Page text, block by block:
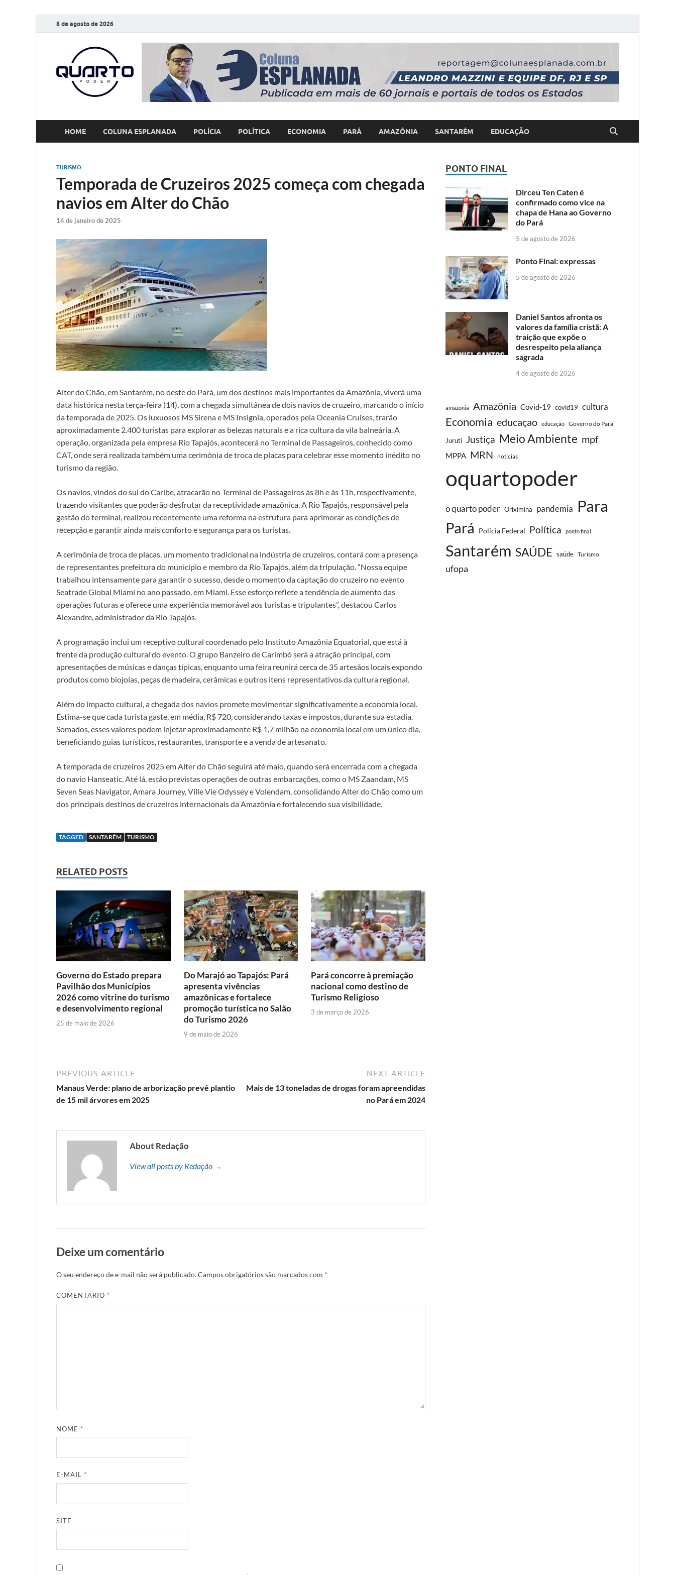
8 de agosto de 2026
O Quarto Poder
Notícias todos os dias
HOME COLUNA ESPLANADA POLÍCIA POLÍTICA ECONOMIA PARÁ AMAZÔNIA SANTARÉM EDUCAÇÃO
TURISMO
Temporada de Cruzeiros 2025 começa com chegada
navios em Alter do Chão
14 de janeiro de 2025
Alter do Chão, em Santarém, no oeste do Pará, um dos destinos mais importantes da Amazônia, viverá uma
data histórica nesta terça-feira (14), com a chegada simultânea de dois navios de cruzeiro, marcando o início
da temporada de 2025. Os luxuosos MS Sirena e MS Insignia, operados pela Oceania Cruises, trarão
aproximadamente 2.400 turistas para explorar as belezas naturais e a rica cultura da vila balneária. A
operação, organizada pela empresa Rio Tapajós, acontecerá no Terminal de Passageiros, conhecido como
CAT, onde será realizada também uma cerimônia de troca de placas para celebrar esse momento inédito no
turismo da região.
Os navios, vindos do sul do Caribe, atracarão no Terminal de Passageiros às 8h e às 11h, respectivamente,
trazendo visitantes que poderão desfrutar da receptividade amazônica. A Rio Tapajós, responsável pela
gestão do terminal, realizou recentemente uma reforma na estrutura para aprimorar as condições de
recepção e garantir ainda mais conforto e segurança para os turistas.
A cerimônia de troca de placas, um momento tradicional na indústria de cruzeiros, contará com a presença
de representantes prefeitura do município e membro da Rio Tapajós, além da tripulação. “Nossa equipe
trabalhou intensamente para garantir o sucesso, desde o momento da captação do cruzeiro no evento
Seatrade Global Miami no ano passado, em Miami. Esse esforço reflete a tendência de aumento das
operações futuras e oferece uma experiência memorável aos turistas e tripulantes”, destacou Carlos
Alexandre, administrador da Rio Tapajós.
A programação inclui um receptivo cultural coordenado pelo Instituto Amazônia Equatorial, que está à
frente da produção cultural do evento. O grupo Banzeiro de Carimbó será a atração principal, com
apresentações de músicas e danças típicas, enquanto uma feira reunirá cerca de 35 artesãos locais expondo
produtos como biojoias, peças de madeira, cerâmicas e outros itens representativos da cultura regional.
Além do impacto cultural, a chegada dos navios promete movimentar significativamente a economia local.
Estima-se que cada turista gaste, em média, R$ 720, considerando taxas e impostos, durante sua estadia.
Somados, esses valores podem injetar aproximadamente R$ 1,7 milhão na economia local em um único dia,
beneficiando guias turísticos, restaurantes, transporte e a venda de artesanato.
A temporada de cruzeiros 2025 em Alter do Chão seguirá até maio, quando será encerrada com a chegada
do navio Hanseatic. Até lá, estão previstas operações de outras embarcações, como o MS Zaandam, MS
Seven Seas Navigator, Amara Journey, Ville Vie Odyssey e Volendam, consolidando Alter do Chão como um
dos principais destinos de cruzeiros internacionais da Amazônia e fortalecendo sua visibilidade.
TAGGED SANTARÉM TURISMO
RELATED POSTS
Governo do Estado prepara
Pavilhão dos Municípios
2026 como vitrine do turismo
e desenvolvimento regional
25 de maio de 2026
Do Marajó ao Tapajós: Pará
apresenta vivências
amazônicas e fortalece
promoção turística no Salão
do Turismo 2026
9 de maio de 2026
Pará concorre à premiação
nacional como destino de
Turismo Religioso
3 de março de 2026
PREVIOUS ARTICLE
Manaus Verde: plano de arborização prevê plantio
de 15 mil árvores em 2025
NEXT ARTICLE
Mais de 13 toneladas de drogas foram apreendidas
no Pará em 2024
About Redação
View all posts by Redação →
Deixe um comentário
O seu endereço de e-mail não será publicado.Campos obrigatórios são marcados com *
COMENTÁRIO*
NOME*
E-MAIL*
SITE
PONTO FINAL
Dirceu Ten Caten é
confirmado como vice na
chapa de Hana ao Governo
do Pará
5 de agosto de 2026
Ponto Final: expressas
5 de agosto de 2026
Daniel Santos afronta os
valores da família cristã: A
traição que expõe o
desrespeito pela aliança
sagrada
4 de agosto de 2026
amazonia Amazônia Covid-19 covid19 cultura
Economia educaçao educação Governo do Pará
Juruti Justiça Meio Ambiente mpf
MPPA MRN notícias
oquartopoder
o quarto poder Oriximina pandemia Para
Pará Polícia Federal Política ponto final
Santarém SAÚDE saúde Turismo
ufopa